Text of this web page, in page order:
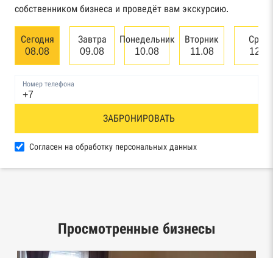
Единый федеральный реестр сведений о
банкротстве юридических лиц
Реестр товарных знаков и знаков обслуживания
База исполнительного производства
Реестры лицензий: Росалкоголь,
Росздравнадзор, Рособрнадзор, Роскомнадзор,
собственником бизнеса и проведёт вам экскурсию.
Сегодня
08.08
Завтра
09.08
Понедельник
10.08
Вторник
11.08
12.08
Номер телефона
ЗАБРОНИРОВАТЬ
Согласен на обработку персональных данных
Просмотренные бизнесы